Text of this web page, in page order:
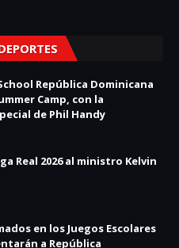
República Dominicana
Camp, con la
de Phil Handy
Real 2026 al ministro Kelvin
en los Juegos Escolares
a República